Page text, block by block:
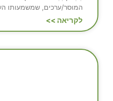
המוסר/ערכים, שמשמעותו
לקריאה >>